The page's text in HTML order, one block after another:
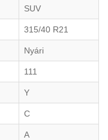
SUV
315/40 R21
Nyári
111
Y
C
A